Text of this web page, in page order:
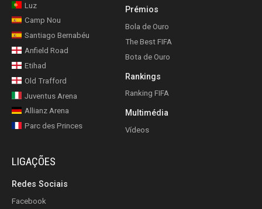
Luz
Camp Nou
Santiago Bernabéu
Anfield Road
Etihad
Old Trafford
Juventus Arena
Allianz Arena
Parc des Princes
Prémios
Bola de Ouro
The Best FIFA
Bota de Ouro
Rankings
Ranking FIFA
Multimédia
Vídeos
LIGAÇÕES
Redes Sociais
Facebook